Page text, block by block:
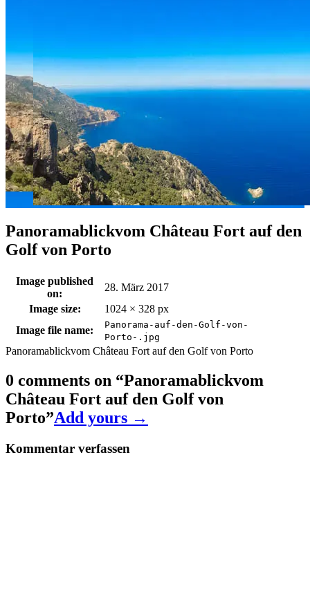
Panoramablickvom Château Fort auf den
Golf von Porto
Image published
on:
28. März 2017
Image size:
1024 × 328 px
Image file name:
Panorama-auf-den-Golf-von-
Porto-.jpg
Panoramablickvom Château Fort auf den Golf von Porto
0 comments on “Panoramablickvom
Château Fort auf den Golf von
Porto”Add yours →
Kommentar verfassen